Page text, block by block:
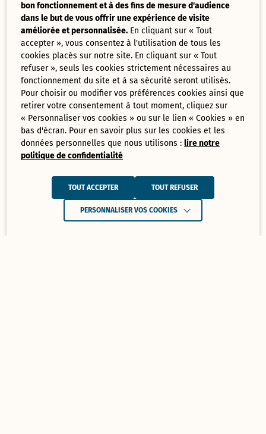
bon fonctionnement et à des fins de mesure d'audience
dans le but de vous offrir une expérience de visite
améliorée et personnalisée. En cliquant sur « Tout
accepter », vous consentez à l'utilisation de tous les
cookies placés sur notre site. En cliquant sur « Tout
refuser », seuls les cookies strictement nécessaires au
fonctionnement du site et à sa sécurité seront utilisés.
Pour choisir ou modifier vos préférences cookies ainsi que
retirer votre consentement à tout moment, cliquez sur
« Personnaliser vos cookies » ou sur le lien « Cookies » en
bas d'écran. Pour en savoir plus sur les cookies et les
données personnelles que nous utilisons :lire notre
politique de confidentialité
TOUT ACCEPTER TOUT REFUSER
PERSONNALISER VOS COOKIES